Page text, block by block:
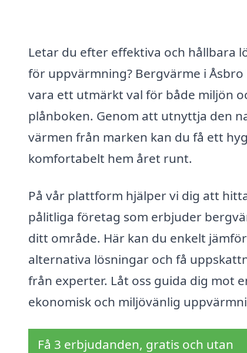
Letar du efter effektiva och hållbara
för uppvärmning? Bergvärme i Åsbro
vara ett utmärkt val för både miljön
plånboken. Genom att utnyttja den
värmen från marken kan du få ett
komfortabelt hem året runt.
På vår plattform hjälper vi dig att
pålitliga företag som erbjuder
ditt område. Här kan du enkelt
alternativa lösningar och få
från experter. Låt oss guida dig mot
ekonomisk och miljövänlig
Få 3 erbjudanden, gratis och utan